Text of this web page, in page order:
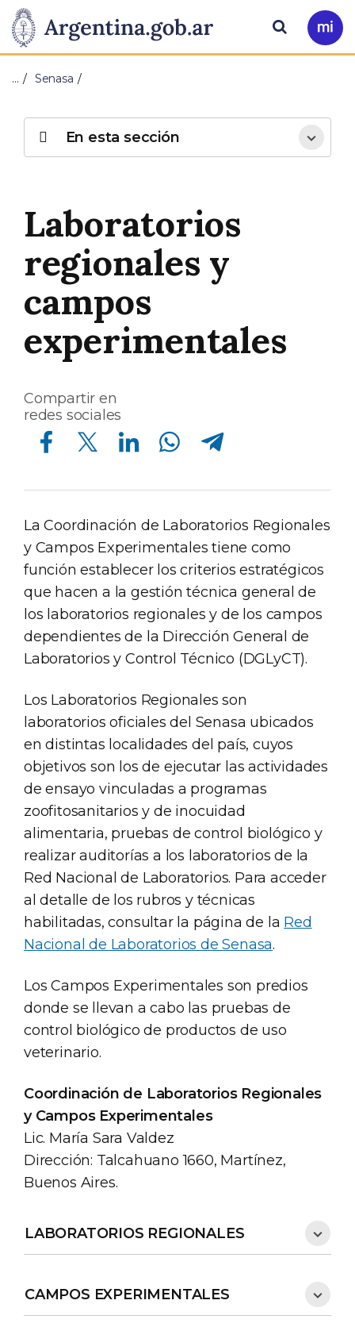
Presidencia
de
Nación
Pasar al contenido principal
Ir
a
Buscar
… Senasa
Laboratorios
regionales y
campos
experimentales
Compartir en
redes sociales
Compartir en Facebook Compartir en Twitter Compartir en Linkedin Compartir en Whatsapp Compartir en Telegram
La Coordinación de Laboratorios Regionales
y Campos Experimentales tiene como
función establecer los criterios estratégicos
que hacen a la gestión técnica general de
los laboratorios regionales y de los campos
dependientes de la Dirección General de
Laboratorios y Control Técnico (DGLyCT).
Los Laboratorios Regionales son
laboratorios oficiales del Senasa ubicados
en distintas localidades del país, cuyos
objetivos son los de ejecutar las actividades
de ensayo vinculadas a programas
zoofitosanitarios y de inocuidad
alimentaria, pruebas de control biológico y
realizar auditorías a los laboratorios de la
Red Nacional de Laboratorios. Para acceder
al detalle de los rubros y técnicas
habilitadas, consultar la página de la Red
Nacional de Laboratorios de Senasa.
Los Campos Experimentales son predios
donde se llevan a cabo las pruebas de
control biológico de productos de uso
veterinario.
Coordinación de Laboratorios Regionales
y Campos Experimentales
Lic. María Sara Valdez
Dirección: Talcahuano 1660, Martínez,
Buenos Aires.
LABORATORIOS REGIONALES
CAMPOS EXPERIMENTALES
En esta sección